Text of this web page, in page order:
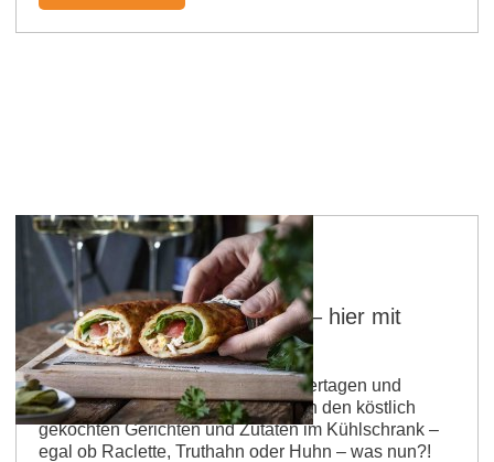
Kartoffelwrap mit Leftovers – hier mit
Huhn & Ei
Wer kennt es nicht?! Nach den Feiertagen und
Silvester stapeln sich die Reste von den köstlich
gekochten Gerichten und Zutaten im Kühlschrank –
egal ob Raclette, Truthahn oder Huhn – was nun?!